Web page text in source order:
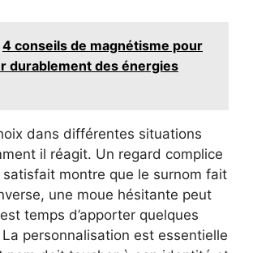
4 conseils de magnétisme pour
durablement des énergies
dans différentes situations
il réagit. Un regard complice
satisfait montre que le surnom fait
une moue hésitante peut
temps d’apporter quelques
personnalisation est essentielle